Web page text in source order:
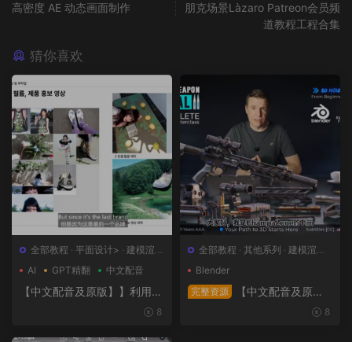
高密度 AE 动态画面制作
朋克场景Làzaro Patreon会员频
道教程工程合集
猜你喜欢
全部教程 · 平面设计> · 建模渲染
>
日韩系列
AI GPT精翻 中文配音
【中文配音及原版】】利用人
工智能和3D技术的混合BX流8
全部教程 · 其他系列 · 建模渲染>
· 概念设计>
Blender
完整资源
【中文配音及原
版】终极武器大师班2｜AR-18